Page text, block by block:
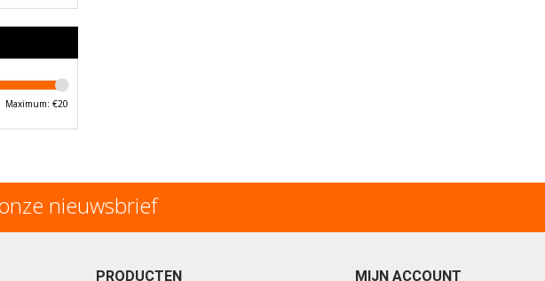
Maximum: €20
nieuwsbrief
PRODUCTEN MIJN ACCOUNT